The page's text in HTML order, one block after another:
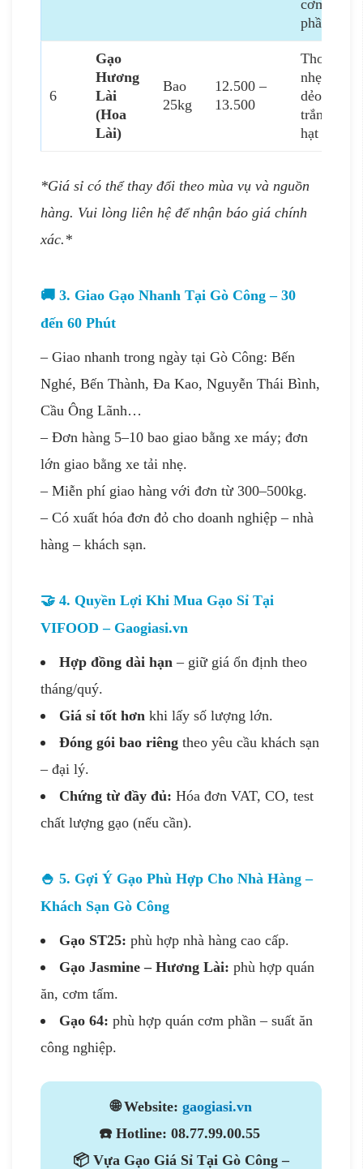
cơm
phần
6
Gạo
Hương
Lài
(Hoa
Lài)
Bao
25kg
12.500 –
13.500
Thơm
nhẹ –
dẻo –
trắng
hạt
*Giá sỉ có thể thay đổi theo mùa vụ và nguồn
hàng. Vui lòng liên hệ để nhận báo giá chính
xác.*
🚚 3. Giao Gạo Nhanh Tại Gò Công – 30
đến 60 Phút
– Giao nhanh trong ngày tại Gò Công: Bến
Nghé, Bến Thành, Đa Kao, Nguyễn Thái Bình,
Cầu Ông Lãnh…
– Đơn hàng 5–10 bao giao bằng xe máy; đơn
lớn giao bằng xe tải nhẹ.
– Miễn phí giao hàng với đơn từ 300–500kg.
– Có xuất hóa đơn đỏ cho doanh nghiệp – nhà
hàng – khách sạn.
🤝 4. Quyền Lợi Khi Mua Gạo Sỉ Tại
VIFOOD – Gaogiasi.vn
Hợp đồng dài hạn – giữ giá ổn định theo
tháng/quý.
Giá sỉ tốt hơn khi lấy số lượng lớn.
Đóng gói bao riêng theo yêu cầu khách sạn
– đại lý.
Chứng từ đầy đủ: Hóa đơn VAT, CO, test
chất lượng gạo (nếu cần).
🍚 5. Gợi Ý Gạo Phù Hợp Cho Nhà Hàng –
Khách Sạn Gò Công
Gạo ST25: phù hợp nhà hàng cao cấp.
Gạo Jasmine – Hương Lài: phù hợp quán
ăn, cơm tấm.
Gạo 64: phù hợp quán cơm phần – suất ăn
công nghiệp.
🌐Website: gaogiasi.vn
☎️ Hotline: 08.77.99.00.55
📦 Vựa Gạo Giá Sỉ Tại Gò Công –